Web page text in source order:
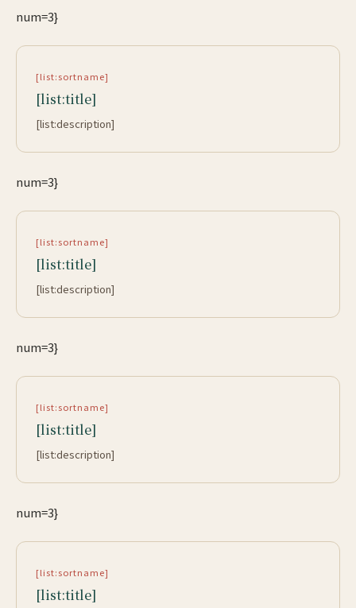
num=3}
[list:sortname]
[list:title]
[list:description]
num=3}
[list:sortname]
[list:title]
[list:description]
num=3}
[list:sortname]
[list:title]
[list:description]
num=3}
[list:sortname]
[list:title]